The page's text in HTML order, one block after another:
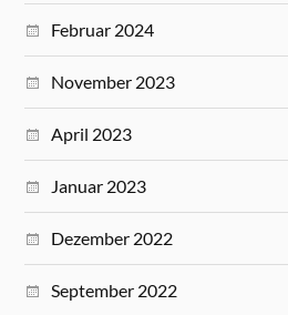
Februar 2024
November 2023
April 2023
Januar 2023
Dezember 2022
September 2022